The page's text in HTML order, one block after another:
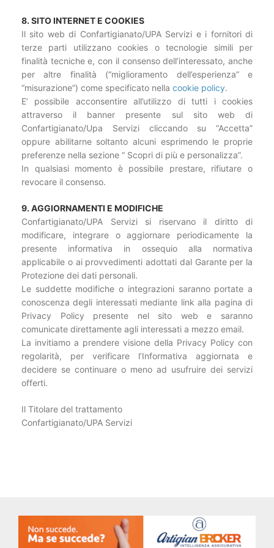
8. SITO INTERNET E COOKIES
Il sito web di Confartigianato/UPA Servizi e i fornitori di
terze parti utilizzano cookies o tecnologie simili per
finalità tecniche e, con il consenso dell’interessato, anche
per altre finalità (“miglioramento dell’esperienza” e
“misurazione”) come specificato nella cookie policy.
E’ possibile acconsentire all’utilizzo di tutti i cookies
attraverso il banner presente sul sito web di
Confartigianato/Upa Servizi cliccando su “Accetta”
oppure abilitarne soltanto alcuni esprimendo le proprie
preferenze nella sezione “ Scopri di più e personalizza”.
In qualsiasi momento è possibile prestare, rifiutare o
revocare il consenso.
9. AGGIORNAMENTI E MODIFICHE
Confartigianato/UPA Servizi si riservano il diritto di
modificare, integrare o aggiornare periodicamente la
presente informativa in ossequio alla normativa
applicabile o ai provvedimenti adottati dal Garante per la
Protezione dei dati personali.
Le suddette modifiche o integrazioni saranno portate a
conoscenza degli interessati mediante link alla pagina di
Privacy Policy presente nel sito web e saranno
comunicate direttamente agli interessati a mezzo email.
La invitiamo a prendere visione della Privacy Policy con
regolarità, per verificare l’Informativa aggiornata e
decidere se continuare o meno ad usufruire dei servizi
offerti.
Il Titolare del trattamento
Confartigianato/UPA Servizi